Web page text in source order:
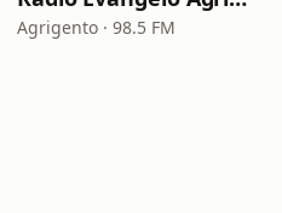
Agrigento · 98.5 FM